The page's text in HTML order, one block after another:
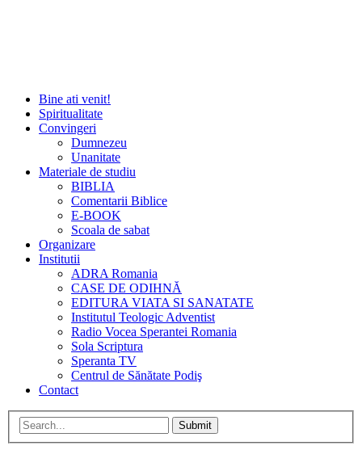
Bine ati venit!
Spiritualitate
Convingeri
Dumnezeu
Unanitate
Materiale de studiu
BIBLIA
Comentarii Biblice
E-BOOK
Scoala de sabat
Organizare
Institutii
ADRA Romania
CASE DE ODIHNĂ
EDITURA VIATA SI SANATATE
Institutul Teologic Adventist
Radio Vocea Sperantei Romania
Sola Scriptura
Speranta TV
Centrul de Sănătate Podiş
Contact
Submit